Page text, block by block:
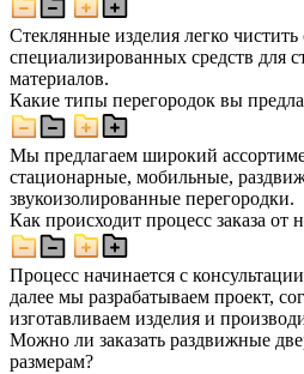
Стеклянные изделия легко
специализированных средств для
материалов.
Какие типы перегородок вы
Мы предлагаем широкий
стационарные, мобильные,
звукоизолированные перегородки.
Как происходит процесс заказа от
Процесс начинается с
далее мы разрабатываем проект,
изготавливаем изделия и
Можно ли заказать раздвижные
размерам?